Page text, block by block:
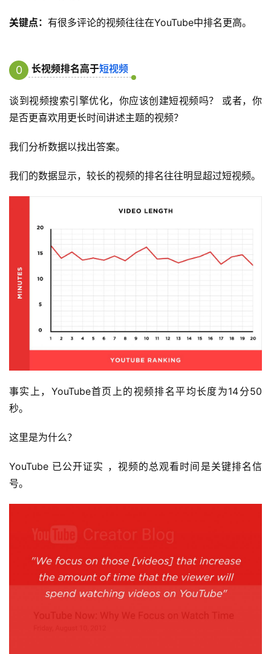
关键点： 有很多评论的视频往往在YouTube中排名更高。
0
长视频排名高于短视频
谈到视频搜索引擎优化，你应该创建短视频吗？ 或者，你
是否更喜欢用更长时间讲述主题的视频？
我们分析数据以找出答案。
我们的数据显示，较长的视频的排名往往明显超过短视频。
事实上，YouTube首页上的视频排名平均长度为14分50
秒。
这里是为什么？
YouTube 已公开证实 ，视频的总观看时间是关键排名信
号。